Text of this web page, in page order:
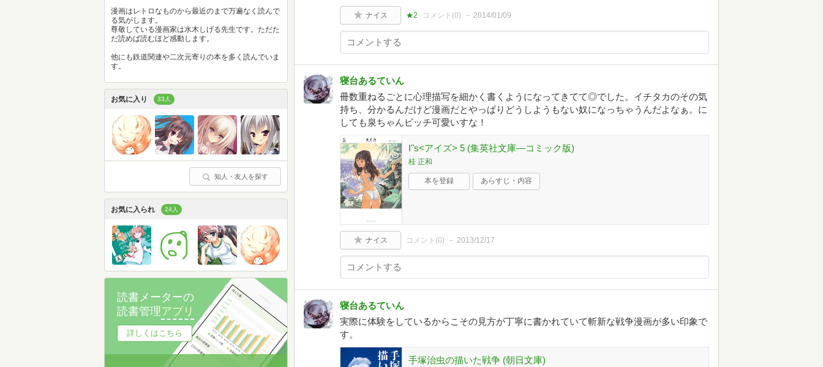
ナイス ★2 コメント(0) 2014/01/09
寝台あるていん
冊数重ねるごとに心理描写を細かく書くようになってきてて◎でした。イチタカのその気
持ち、分かるんだけど漫画だとやっぱりどうしようもない奴になっちゃうんだよなぁ。に
しても泉ちゃんビッチ可愛いすな！
I"s<アイズ> 5 (集英社文庫―コミック版)
桂 正和
本を登録 あらすじ・内容
ナイス コメント(0) 2013/12/17
寝台あるていん
実際に体験をしているからこその見方が丁寧に書かれていて斬新な戦争漫画が多い印象で
す。
手塚治虫の描いた戦争 (朝日文庫)
漫画はレトロなものから最近のまで万遍なく読んで
る気がします。
尊敬している漫画家は水木しげる先生です。ただた
だ読めば読むほど感動します。
他にも鉄道関連や二次元寄りの本を多く読んでいま
す。
お気に入り 33人
知人・友人を探す
お気に入られ 24人
読書メーターの
読書管理アプリ
詳しくはこちら